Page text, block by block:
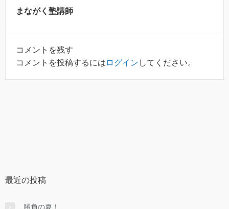
まながく塾講師
コメントを残す
コメントを投稿するには ログイン してください。
最近の投稿
勝負の夏！